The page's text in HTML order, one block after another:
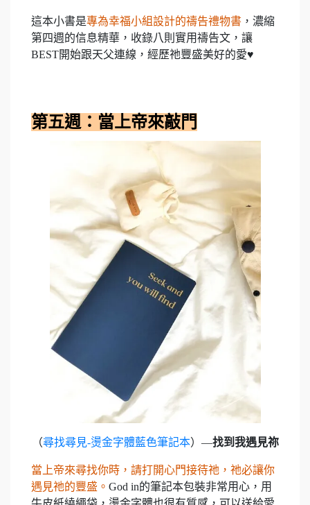
這本小書是專為幸福小組設計的禱告禮物書 ，濃縮
第四週的信息精華，收錄八則實用禱告文，讓
BEST開始跟天父連線，經歷祂豐盛美好的愛♥
第五週：當上帝來敲門
（尋找尋見-燙金字體藍色筆記本）—找到我遇見祢
當上帝來尋找你時，請打開心門接待祂，祂必讓你
遇見祂的豐盛。 God in的筆記本包裝非常用心，用